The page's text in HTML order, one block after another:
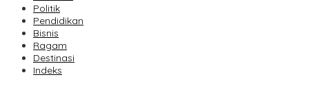
Politik
Pendidikan
Bisnis
Ragam
Destinasi
Indeks